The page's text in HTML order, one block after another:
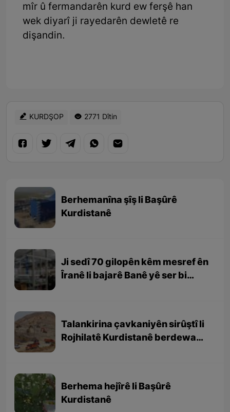
mîr û fermandarên kurd ew ferşê han
wek diyarî ji rayedarên dewletê re
dişandin.
KURDŞOP 2771 Dîtin
Berhemanîna şîş li Başûrê
Kurdistanê
Ji sedî 70 gilopên kêm mesref ên
Îranê li bajarê Banê yê ser bi
Talankirina çavkaniyên sirûştî li
Rojhilatê Kurdistanê berdewam
Berhema hejîrê li Başûrê
Kurdistanê